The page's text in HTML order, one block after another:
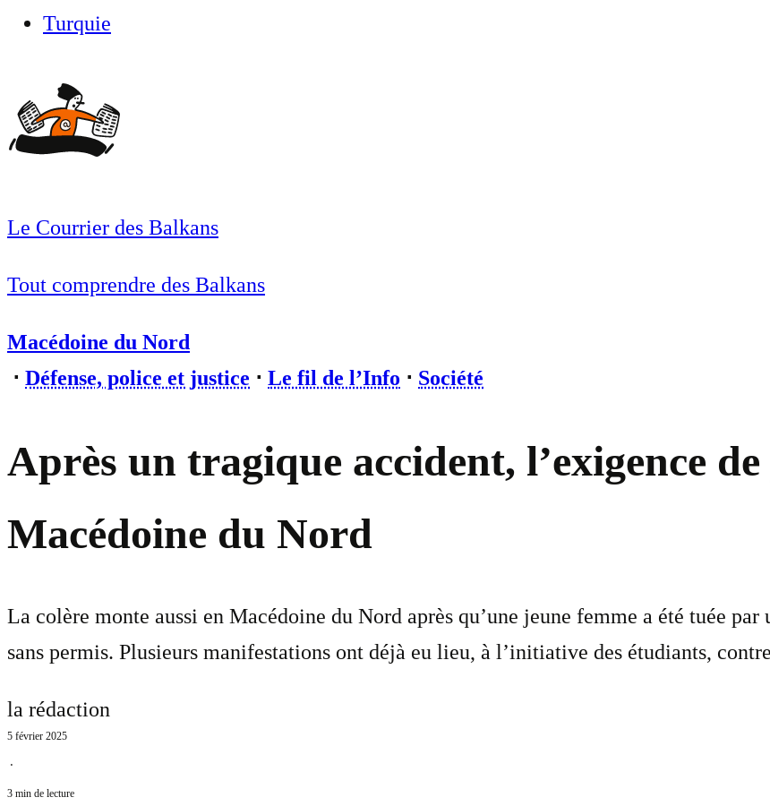
Turquie
Le Courrier des Balkans
Tout comprendre des Balkans
Macédoine du Nord
⋅ Défense, police et justice ⋅ Le fil de l’Info ⋅ Société
Après un tragique accident, l’exigence
Macédoine du Nord
La colère monte aussi en Macédoine du Nord après qu’une jeune femme a été tuée
sans permis. Plusieurs manifestations ont déjà eu lieu, à l’initiative des étudiants,
la rédaction
5 février 2025
⋅
3 min de lecture